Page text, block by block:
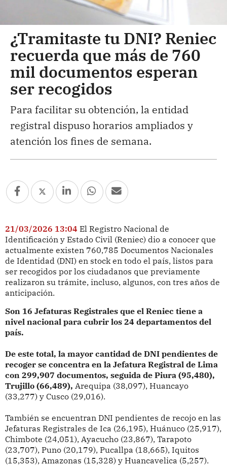
¿Tramitaste tu DNI? Reniec
recuerda que más de 760
mil documentos esperan
ser recogidos
Para facilitar su obtención, la entidad
registral dispuso horarios ampliados y
atención los fines de semana.
21/03/2026 13:04 El Registro Nacional de
Identificación y Estado Civil (Reniec) dio a conocer que
actualmente existen 760,785 Documentos Nacionales
de Identidad (DNI) en stock en todo el país, listos para
ser recogidos por los ciudadanos que previamente
realizaron su trámite, incluso, algunos, con tres años de
anticipación.
Son 16 Jefaturas Registrales que el Reniec tiene a
nivel nacional para cubrir los 24 departamentos del
país.
De este total, la mayor cantidad de DNI pendientes de
recoger se concentra en la Jefatura Registral de Lima
con 299,907 documentos, seguida de Piura (95,480),
Trujillo (66,489), Arequipa (38,097), Huancayo
(33,277) y Cusco (29,016).
También se encuentran DNI pendientes de recojo en las
Jefaturas Registrales de Ica (26,195), Huánuco (25,917),
Chimbote (24,051), Ayacucho (23,867), Tarapoto
(23,707), Puno (20,179), Pucallpa (18,665), Iquitos
(15,353), Amazonas (15,328) y Huancavelica (5,257).